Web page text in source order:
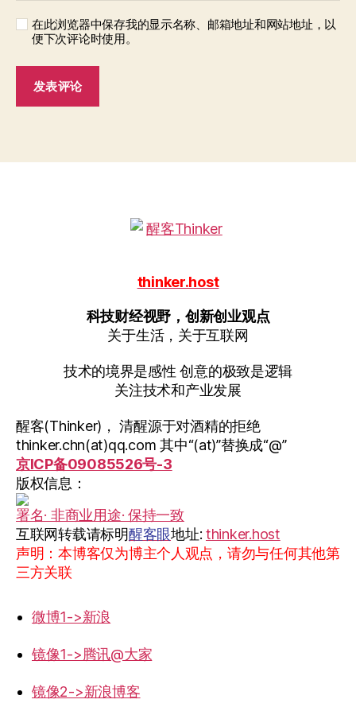
在此浏览器中保存我的显示名称、邮箱地址和网站地址，以
便下次评论时使用。
thinker.host
科技财经视野，创新创业观点
关于生活，关于互联网
技术的境界是感性 创意的极致是逻辑
关注技术和产业发展
醒客(Thinker)， 清醒源于对酒精的拒绝
thinker.chn(at)qq.com 其中“(at)”替换成“@”
京ICP备09085526号-3
版权信息：
署名· 非商业用途· 保持一致
互联网转载请标明醒客眼地址: thinker.host
声明：本博客仅为博主个人观点，请勿与任何其他第
三方关联
微博1->新浪
镜像1->腾讯@大家
镜像2->新浪博客